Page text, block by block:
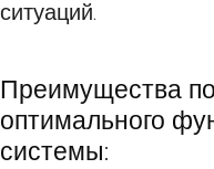
ситуаций.
Преимущества
оптимального
системы: